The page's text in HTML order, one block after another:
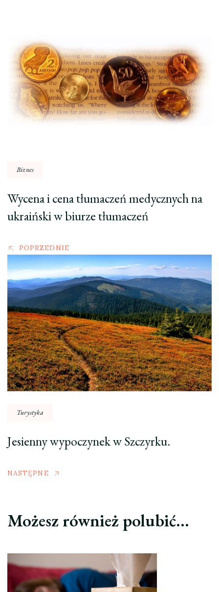
wpisu
Biznes
Wycena i cena tłumaczeń medycznych na
ukraiński w biurze tłumaczeń
POPRZEDNIE
Turystyka
Jesienny wypoczynek w Szczyrku.
NASTĘPNE
Możesz również polubić…